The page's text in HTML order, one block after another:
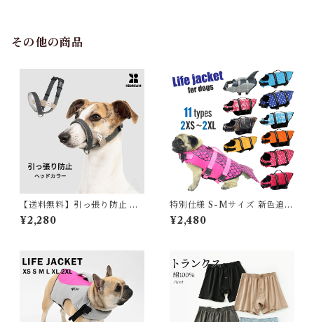
その他の商品
【送料無料】引っ張り防止 ヘ
ッドカラー ジェントルリーダ
ー S M L XL 小型犬 中型犬 大
ントロール 散歩 便利アイテム
トレーニンググッズ 安全 安心
おしゃれ【HiDREAM】【H
D029013】
¥2,280
特別仕様 S-Mサイズ 新色追加
犬 ライフジャケット 犬用 ドッ
グ ペット 安全 安心 超小型犬
SUP サップ救命胴衣 KM514
G
¥2,480